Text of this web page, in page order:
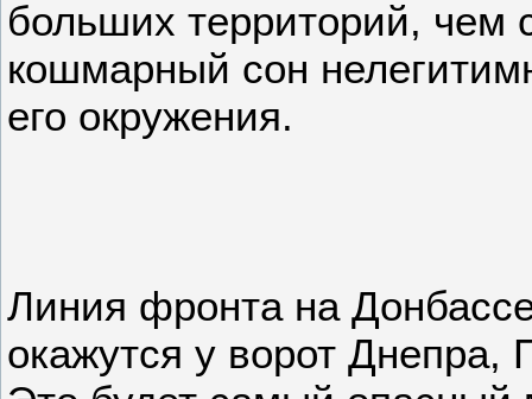
больших территорий, чем
кошмарный сон
его окружения.
Линия фронта на
окажутся у ворот